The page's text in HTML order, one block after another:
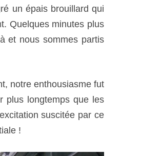
un épais brouillard qui
Quelques minutes plus
et nous sommes partis
notre enthousiasme fut
plus longtemps que les
suscitée par ce
!